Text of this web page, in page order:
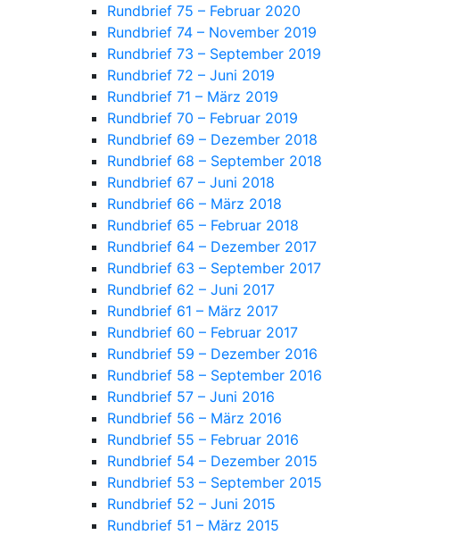
Rundbrief 75 – Februar 2020
Rundbrief 74 – November 2019
Rundbrief 73 – September 2019
Rundbrief 72 – Juni 2019
Rundbrief 71 – März 2019
Rundbrief 70 – Februar 2019
Rundbrief 69 – Dezember 2018
Rundbrief 68 – September 2018
Rundbrief 67 – Juni 2018
Rundbrief 66 – März 2018
Rundbrief 65 – Februar 2018
Rundbrief 64 – Dezember 2017
Rundbrief 63 – September 2017
Rundbrief 62 – Juni 2017
Rundbrief 61 – März 2017
Rundbrief 60 – Februar 2017
Rundbrief 59 – Dezember 2016
Rundbrief 58 – September 2016
Rundbrief 57 – Juni 2016
Rundbrief 56 – März 2016
Rundbrief 55 – Februar 2016
Rundbrief 54 – Dezember 2015
Rundbrief 53 – September 2015
Rundbrief 52 – Juni 2015
Rundbrief 51 – März 2015